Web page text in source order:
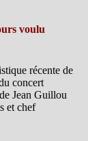
voulu
récente de
concert
Jean Guillou
et chef